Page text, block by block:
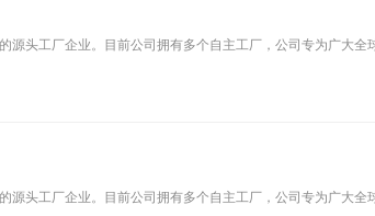
源头工厂企业。目前公司拥有多个自主工厂，公司专为广大
源头工厂企业。目前公司拥有多个自主工厂，公司专为广大